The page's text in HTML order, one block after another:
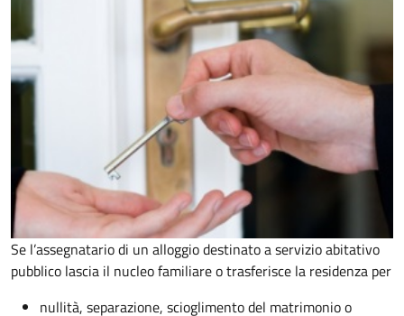
Se l’assegnatario di un alloggio destinato a servizio abitativo
pubblico lascia il nucleo familiare o trasferisce la residenza per
nullità, separazione, scioglimento del matrimonio o